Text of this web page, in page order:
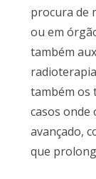
procura de
ou em
também
também os
casos onde
avançado,
que